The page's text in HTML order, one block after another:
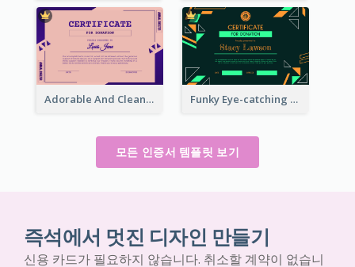
Adorable And Clean Certificate Design Ideas Funky Eye-catching Certificate Design Template
모든 인증서 템플릿 보기
즉석에서 멋진 디자인 만들기
신용 카드가 필요하지 않습니다. 취소할 계약이 없습니